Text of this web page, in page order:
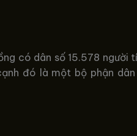
có dân số 15.578
đó là một bộ phận